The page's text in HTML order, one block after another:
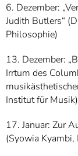
6. Dezember:
Judith Butlers“
Philosophie)
13. Dezember:
Irrtum des
Institut für Musik)
17. Januar: Zur
(Syowia